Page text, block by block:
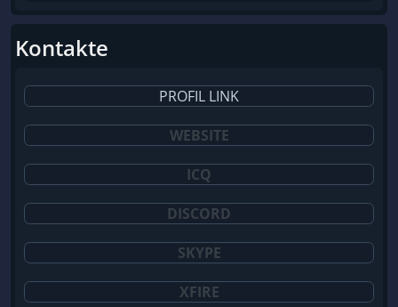
Kontakte
PROFIL LINK
WEBSITE
ICQ
DISCORD
SKYPE
XFIRE